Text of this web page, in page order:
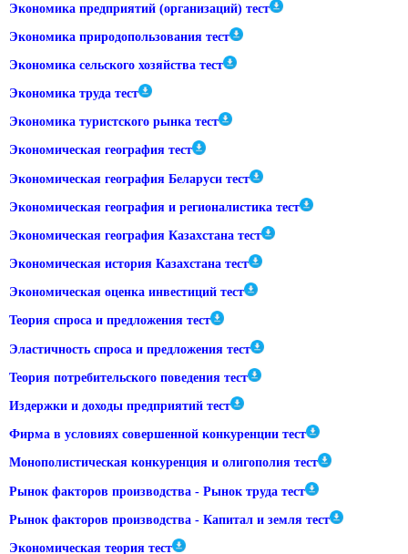
Экономика предприятий (организаций) тест
Экономика природопользования тест
Экономика сельского хозяйства тест
Экономика труда тест
Экономика туристского рынка тест
Экономическая география тест
Экономическая география Беларуси тест
Экономическая география и регионалистика тест
Экономическая география Казахстана тест
Экономическая история Казахстана тест
Экономическая оценка инвестиций тест
Теория спроса и предложения тест
Эластичность спроса и предложения тест
Теория потребительского поведения тест
Издержки и доходы предприятий тест
Фирма в условиях совершенной конкуренции тест
Монополистическая конкуренция и олигополия тест
Рынок факторов производства - Рынок труда тест
Рынок факторов производства - Капитал и земля тест
Экономическая теория тест